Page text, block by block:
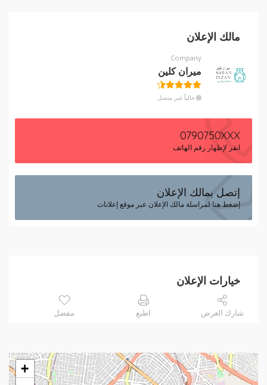
مالك الإعلان
Company
ميران كلين
حالياً غير متصل
0790750XXX
انقر لإظهار رقم الهاتف
إتصل بمالك الإعلان
إضغط هنا لمراسلة مالك الإعلان عبر موقع إعلانات
خيارات الإعلان
شارك العرض اطبع مفضل
+